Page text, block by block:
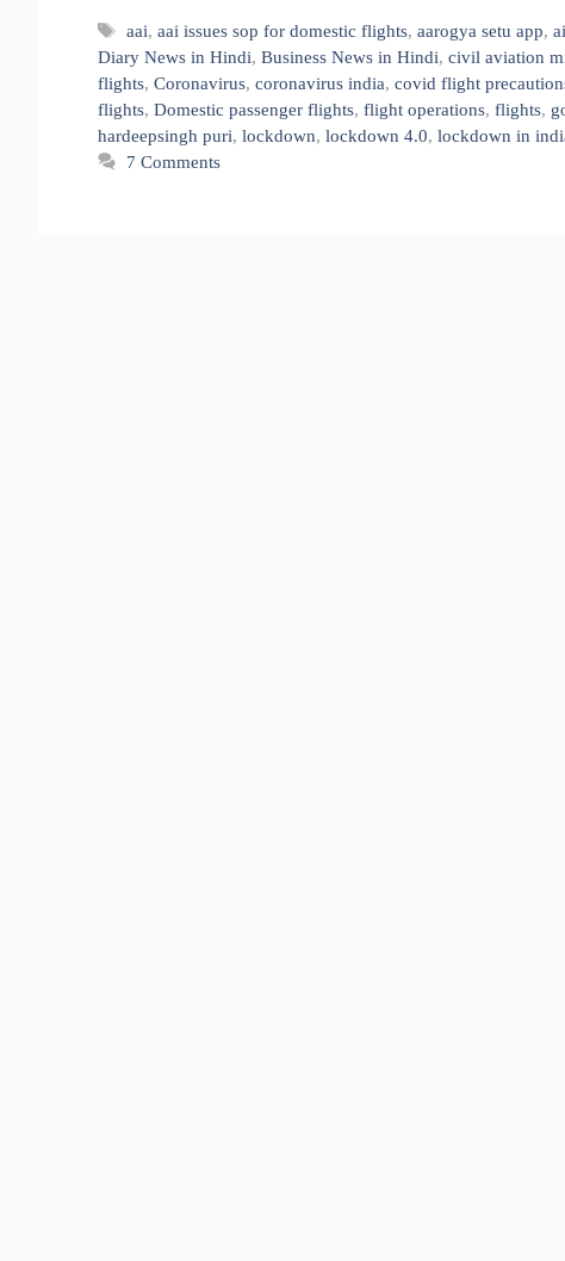
Tags
aai,aai issues sop for domestic flights,aarogya setu app,
Diary News in Hindi, Business News in Hindi, civil aviation
flights, Coronavirus, coronavirus india, covid flight
flights, Domestic passenger flights, flight operations, flights,
hardeepsingh puri, lockdown, lockdown 4.0, lockdown in
7 Comments